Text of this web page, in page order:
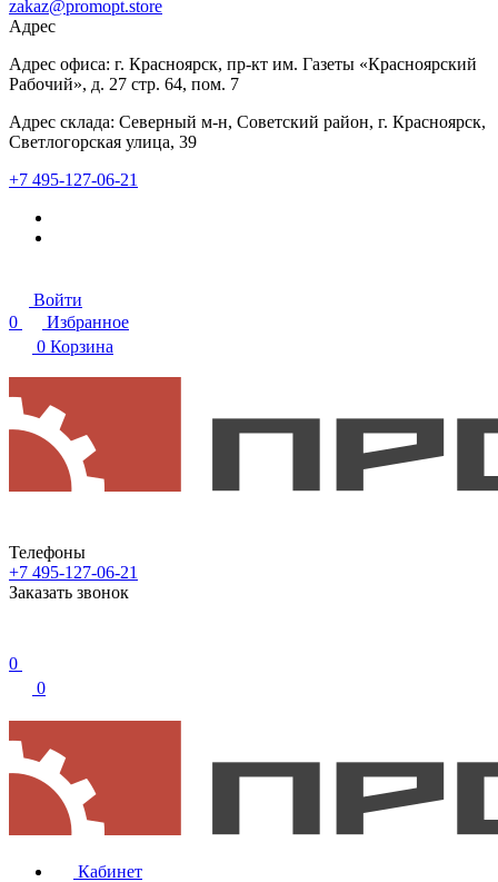
zakaz@promopt.store
Адрес
Адрес офиса: г. Красноярск, пр-кт им. Газеты «Красноярский
Рабочий», д. 27 стр. 64, пом. 7
Адрес склада: Северный м-н, Советский район, г. Красноярск,
Светлогорская улица, 39
+7 495-127-06-21
Войти
0
Избранное
0 Корзина
Телефоны
+7 495-127-06-21
Заказать звонок
0
0
Кабинет